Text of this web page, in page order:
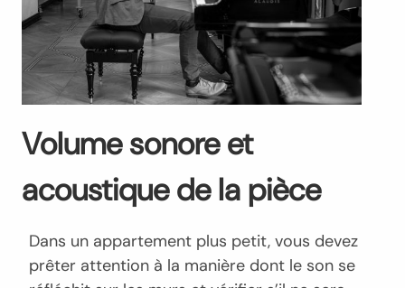
Volume sonore et
acoustique de la pièce
Dans un appartement plus petit, vous devez
prêter attention à la manière dont le son se